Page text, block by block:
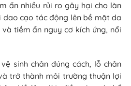
ẩn nhiều rủi ro gây hại cho làn
dao cạo tác động lên bề mặt da
tiềm ẩn nguy cơ kích ứng, nổi
sinh chân đúng cách, lỗ chân
trở thành môi trường thuận lợi